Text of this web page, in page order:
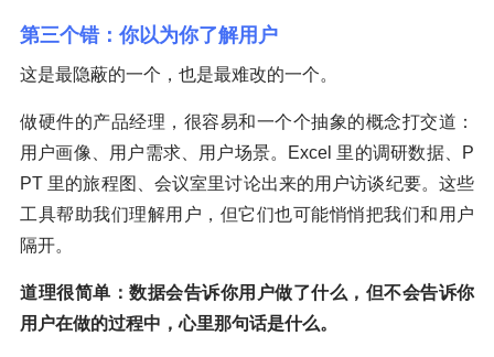
第三个错：你以为你了解用户
这是最隐蔽的一个，也是最难改的一个。
做硬件的产品经理，很容易和一个个抽象的概念打交道：
用户画像、用户需求、用户场景。Excel 里的调研数据、P
PT 里的旅程图、会议室里讨论出来的用户访谈纪要。这些
工具帮助我们理解用户，但它们也可能悄悄把我们和用户
隔开。
道理很简单：数据会告诉你用户做了什么，但不会告诉你
用户在做的过程中，心里那句话是什么。